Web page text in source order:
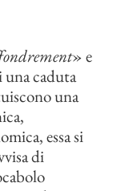
» e
una caduta
una
essa si
di